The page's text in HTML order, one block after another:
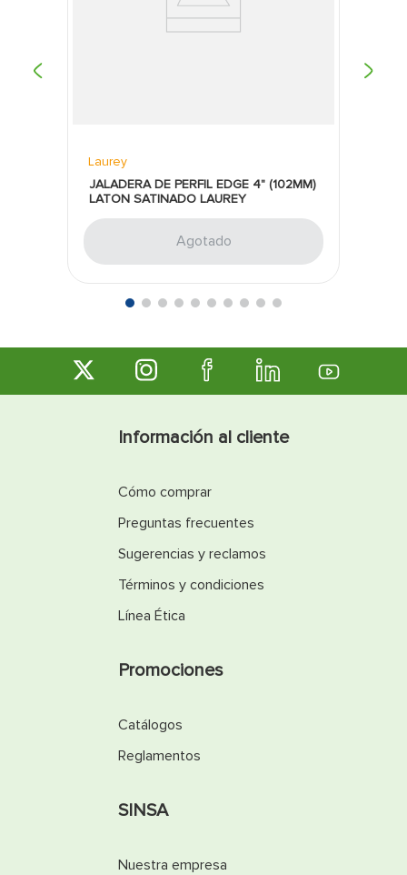
Laurey
JALADERA DE PERFIL EDGE 4" (102MM)
LATON SATINADO LAUREY
Agotado
Información al cliente
Cómo comprar
Preguntas frecuentes
Sugerencias y reclamos
Términos y condiciones
Línea Ética
Promociones
Catálogos
Reglamentos
SINSA
Nuestra empresa